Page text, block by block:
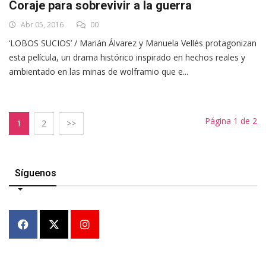
Coraje para sobrevivir a la guerra
Abr 05, 2016 00
‘LOBOS SUCIOS’ / Marián Álvarez y Manuela Vellés protagonizan
esta película, un drama histórico inspirado en hechos reales y
ambientado en las minas de wolframio que e...
1 2 >> Página 1 de 2
Síguenos